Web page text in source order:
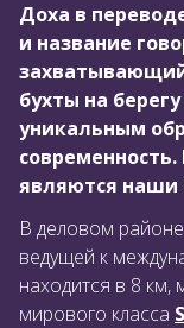
Доха в
и название
бухты на
уникальным
являются наши
В деловом
ведущей к
находится в 8 км,
мирового класса